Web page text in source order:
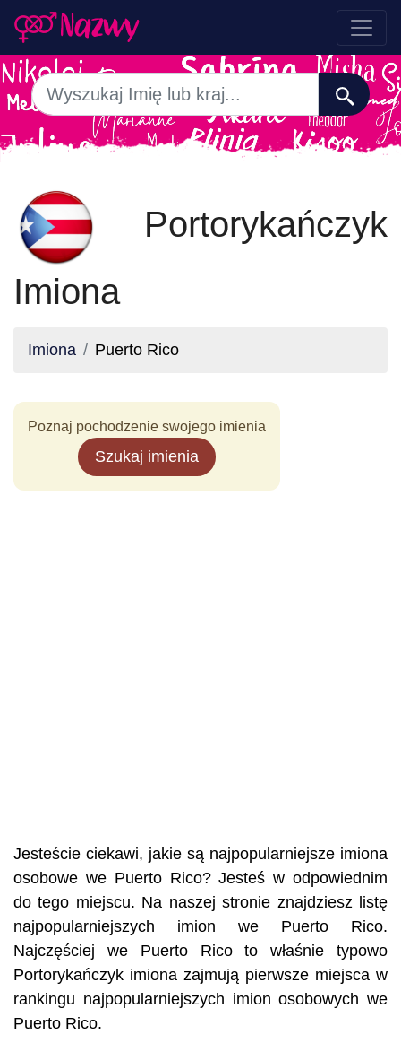
Portorykańczyk
Imiona
Imiona Puerto Rico
Poznaj pochodzenie swojego imienia
Szukaj imienia
Jesteście ciekawi, jakie są najpopularniejsze imiona
osobowe we Puerto Rico? Jesteś w odpowiednim
do tego miejscu. Na naszej stronie znajdziesz listę
najpopularniejszych imion we Puerto Rico.
Najczęściej we Puerto Rico to właśnie typowo
Portorykańczyk imiona zajmują pierwsze miejsca w
rankingu najpopularniejszych imion osobowych we
Puerto Rico.